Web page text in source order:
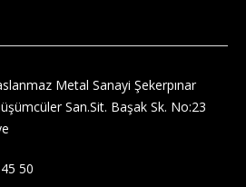
Metal Sanayi Şekerpınar
San.Sit. Başak Sk. No:23